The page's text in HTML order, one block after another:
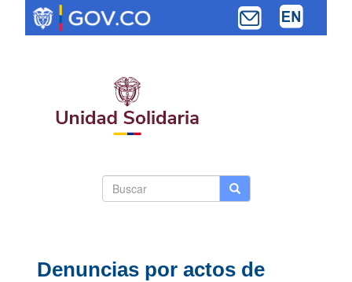
contenido
Buscar Buscar
Denuncias por actos de